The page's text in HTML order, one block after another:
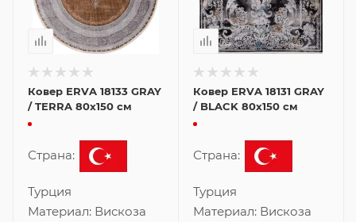
Ковер ERVA 18133 GRAY
/ TERRA 80x150 см
Страна:
Турция
Материал: Вискоза
Ковер ERVA 18131 GRAY
/ BLACK 80x150 см
Страна:
Турция
Материал: Вискоза